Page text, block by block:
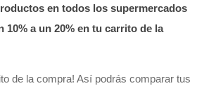
en todos los supermercados
10% a un 20% en tu carrito de la
de la compra! Así podrás comparar tus